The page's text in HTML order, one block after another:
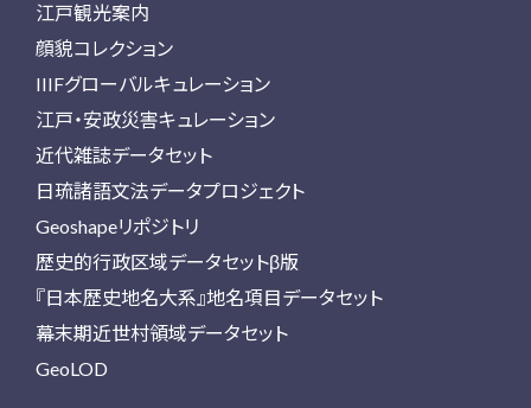
江戸観光案内
顔貌コレクション
IIIFグローバルキュレーション
江戸・安政災害キュレーション
近代雑誌データセット
日琉諸語文法データプロジェクト
Geoshapeリポジトリ
歴史的行政区域データセットβ版
『日本歴史地名大系』地名項目データセット
幕末期近世村領域データセット
GeoLOD